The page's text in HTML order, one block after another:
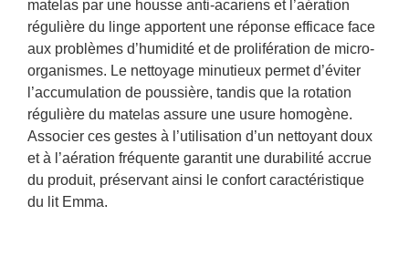
matelas par une housse anti-acariens et l’aération
régulière du linge apportent une réponse efficace face
aux problèmes d’humidité et de prolifération de micro-
organismes. Le nettoyage minutieux permet d’éviter
l’accumulation de poussière, tandis que la rotation
régulière du matelas assure une usure homogène.
Associer ces gestes à l’utilisation d’un nettoyant doux
et à l’aération fréquente garantit une durabilité accrue
du produit, préservant ainsi le confort caractéristique
du lit Emma.